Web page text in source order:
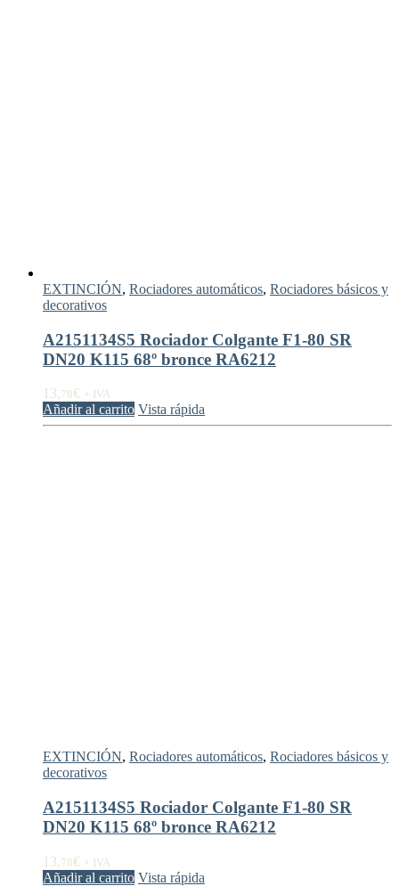
EXTINCIÓN, Rociadores automáticos, Rociadores básicos y
decorativos
A2151134S5 Rociador Colgante F1-80 SR
DN20 K115 68º bronce RA6212
13,78€ + IVA
Añadir al carrito Vista rápida
EXTINCIÓN, Rociadores automáticos, Rociadores básicos y
decorativos
A2151134S5 Rociador Colgante F1-80 SR
DN20 K115 68º bronce RA6212
13,78€ + IVA
Añadir al carrito Vista rápida